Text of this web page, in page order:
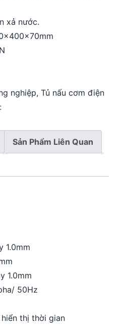
xả nước.
nghiệp, Tủ nấu cơm điện
Sản Phẩm Liên Quan
1.0mm
1.0mm
50Hz
thị thời gian